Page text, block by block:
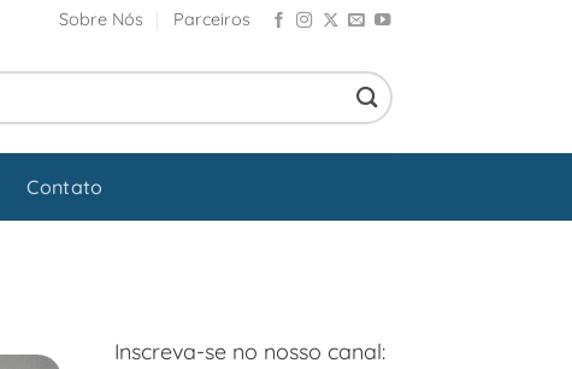
Sobre Nós Parceiros
Contato
Inscreva-se no nosso canal: